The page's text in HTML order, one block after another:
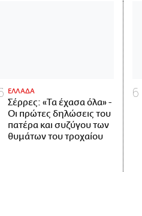
ΕΛΛΑΔΑ
Σέρρες: «Τα έχασα όλα» -
Οι πρώτες δηλώσεις του
πατέρα και συζύγου των
θυμάτων του τροχαίου